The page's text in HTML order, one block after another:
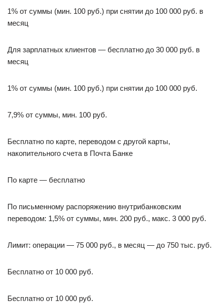
1% от суммы (мин. 100 руб.) при снятии до 100 000 руб. в
месяц
Для зарплатных клиентов — бесплатно до 30 000 руб. в
месяц
1% от суммы (мин. 100 руб.) при снятии до 100 000 руб.
7,9% от суммы, мин. 100 руб.
Бесплатно по карте, переводом с другой карты,
накопительного счета в Почта Банке
По карте — бесплатно
По письменному распоряжению внутрибанковским
переводом: 1,5% от суммы, мин. 200 руб., макс. 3 000 руб.
Лимит: операции — 75 000 руб., в месяц — до 750 тыс. руб.
Бесплатно от 10 000 руб.
Бесплатно от 10 000 руб.